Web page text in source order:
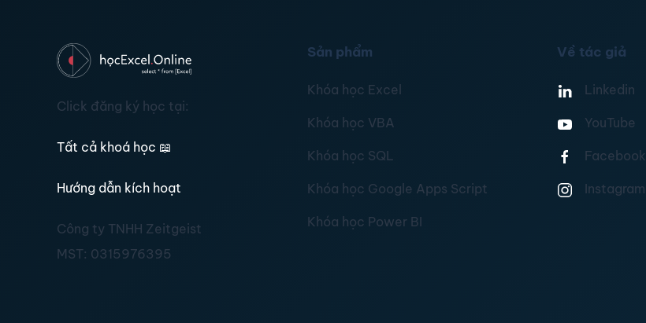
Click đăng ký học tại:
Tất cả khoá học 📖
Hướng dẫn kích hoạt
Công ty TNHH Zeitgeist
MST: 0315976395
Sản phẩm
Khóa học Excel
Khóa học VBA
Khóa học SQL
Khóa học Google Apps Script
Khóa học Power BI
Về tác giả
Linkedin
YouTube
Facebook
Instagram